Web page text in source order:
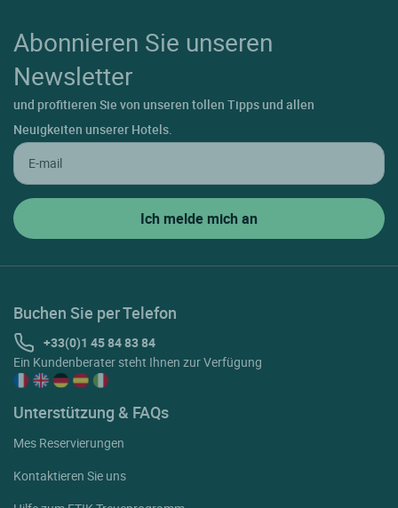
Abonnieren Sie unseren
Newsletter
und profitieren Sie von unseren tollen Tipps und allen
Neuigkeiten unserer Hotels.
Buchen Sie per Telefon
+33(0)1 45 84 83 84
Ein Kundenberater steht Ihnen zur Verfügung
Unterstützung & FAQs
Mes Reservierungen
Kontaktieren Sie uns